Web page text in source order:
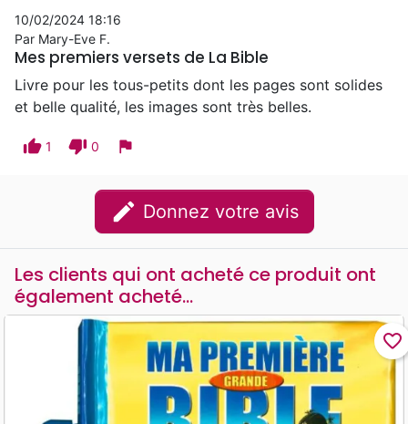
10/02/2024 18:16
Par Mary-Eve F.
Mes premiers versets de La Bible
Livre pour les tous-petits dont les pages sont solides
et belle qualité, les images sont très belles.
thumb_up 1 thumb_down 0 flag
edit Donnez votre avis
Les clients qui ont acheté ce produit ont
également acheté...
favorite_border